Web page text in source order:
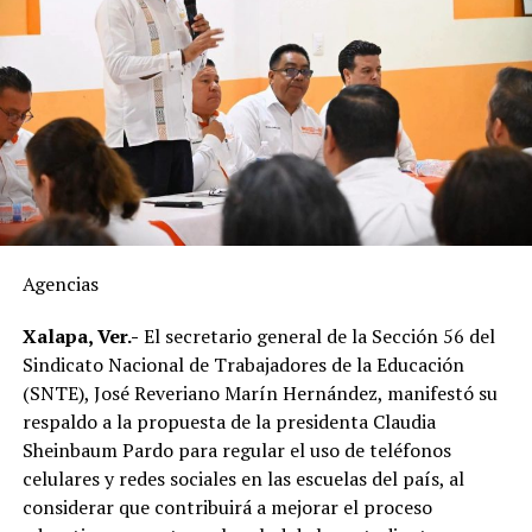
Explicó que el huevo cruza la frontera, es almacenado en
bodegas y posteriormente distribuido hacia estados
como Veracruz, por lo que el tiempo de traslado puede
influir en sus condiciones de conservación si no se
mantiene la temperatura adecuada.
El dirigente sostuvo que México cuenta con la capacidad
suficiente para abastecer la demanda nacional, por lo
que consideró innecesaria la importación de este
En ese sentido, exhortó a la población a revisar el origen
del huevo antes de comprarlo y dar preferencia al
producto nacional, al asegurar que ofrece mayor
frescura y calidad, además de respaldar la economía de
miles de familias dedicadas a la actividad avícola.
Finalmente, destacó que entre Veracruz y Puebla
Agencias
Xalapa, Ver.- El secretario general de la Sección 56 del
Sindicato Nacional de Trabajadores de la Educación
(SNTE), José Reveriano Marín Hernández, manifestó su
respaldo a la propuesta de la presidenta Claudia
Sheinbaum Pardo para regular el uso de teléfonos
celulares y redes sociales en las escuelas del país, al
considerar que contribuirá a mejorar el proceso